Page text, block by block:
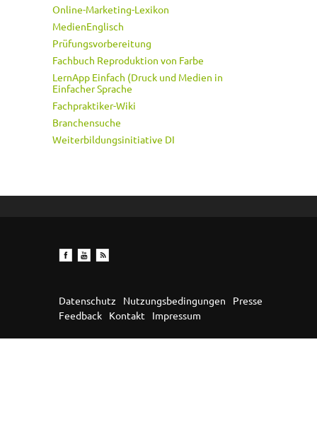
Online-Marketing-Lexikon
MedienEnglisch
Prüfungsvorbereitung
Fachbuch Reproduktion von Farbe
LernApp Einfach (Druck und Medien in
Einfacher Sprache
Fachpraktiker-Wiki
Branchensuche
Weiterbildungsinitiative DI
Datenschutz Nutzungsbedingungen
Presse
Feedback
Kontakt Impressum